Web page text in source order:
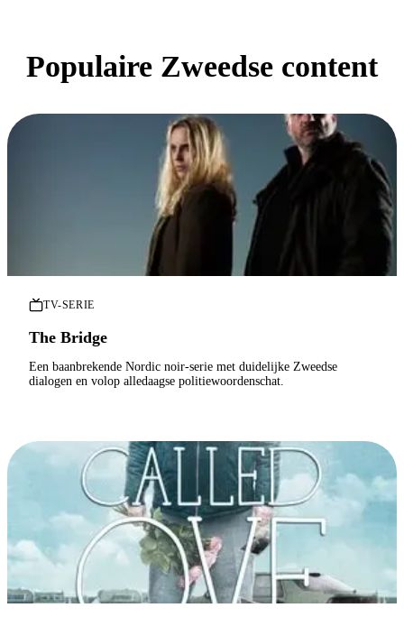
Populaire Zweedse content
TV-SERIE
The Bridge
Een baanbrekende Nordic noir-serie met duidelijke Zweedse
dialogen en volop alledaagse politiewoordenschat.